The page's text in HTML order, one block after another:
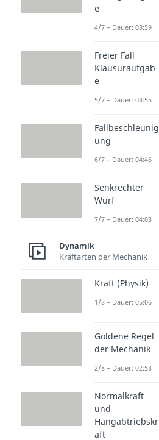
e
4/7 – Dauer: 03:59
Freier Fall
Klausuraufgab
e
5/7 – Dauer: 04:55
Fallbeschleunig
ung
6/7 – Dauer: 04:46
Senkrechter
Wurf
7/7 – Dauer: 04:03
Dynamik
Kraftarten der Mechanik
Kraft (Physik)
1/8 – Dauer: 05:06
Goldene Regel
der Mechanik
2/8 – Dauer: 02:53
Normalkraft
und
Hangabtriebskr
aft